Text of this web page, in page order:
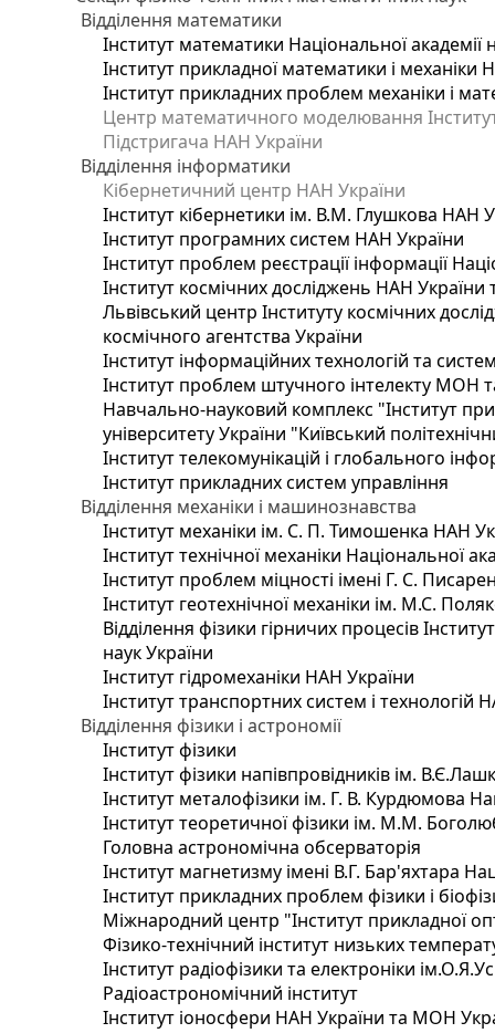
Відділення математики
Інститут математики Національної академії
Інститут прикладної математики і механіки
Інститут прикладних проблем механіки і
Центр математичного моделювання
Підстригача НАН України
Відділення інформатики
Кібернетичний центр НАН України
Інститут кібернетики ім. В.М. Глушкова НАН
Інститут програмних систем НАН України
Інститут проблем реєстрації інформації
Інститут космічних досліджень НАН України
Львівський центр Інституту космічних
космічного агентства України
Інститут інформаційних технологій та
Інститут проблем штучного інтелекту МОН
Навчально-науковий комплекс "Інститут
університету України "Київський
Інститут телекомунікацій і глобального
Інститут прикладних систем управління
Відділення механіки і машинознавства
Інститут механіки ім. С. П. Тимошенка НАН
Інститут технічної механіки Національної
Інститут проблем міцності імені Г. С.
Інститут геотехнічної механіки ім. М.С.
Відділення фізики гірничих процесів
наук України
Інститут гідромеханіки НАН України
Інститут транспортних систем і технологій
Відділення фізики і астрономії
Інститут фізики
Інститут фізики напівпровідників ім.
Інститут металофізики ім. Г. В. Курдюмова
Інститут теоретичної фізики ім. М.М.
Головна астрономічна обсерваторія
Інститут магнетизму імені В.Г. Бар'яхтара
Інститут прикладних проблем фізики і
Міжнародний центр "Інститут прикладної
Фізико-технічний інститут низьких
Інститут радіофізики та електроніки
Радіоастрономічний інститут
Інститут іоносфери НАН України та МОН